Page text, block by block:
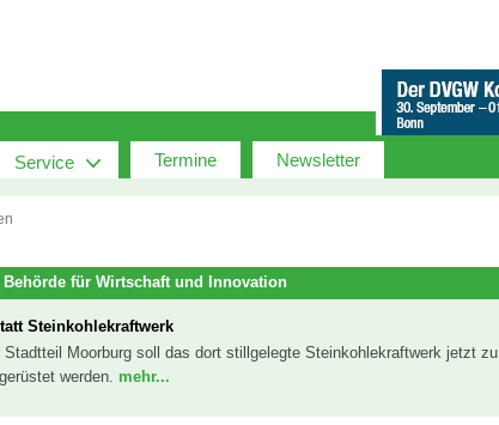
Service Termine Newsletter
für Wirtschaft und Innovation
Steinkohlekraftwerk
Stadtteil Moorburg soll das dort stillgelegte Steinkohlekraftwerk jetzt zu
werden. mehr...